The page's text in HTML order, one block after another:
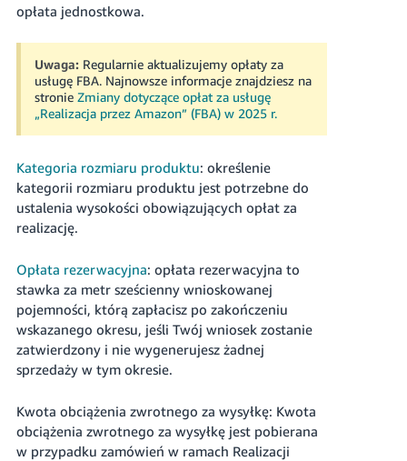
opłata jednostkowa.
Uwaga: Regularnie aktualizujemy opłaty za
usługę FBA. Najnowsze informacje znajdziesz na
stronie Zmiany dotyczące opłat za usługę
„Realizacja przez Amazon” (FBA) w 2025 r.
Kategoria rozmiaru produktu: określenie
kategorii rozmiaru produktu jest potrzebne do
ustalenia wysokości obowiązujących opłat za
realizację.
Opłata rezerwacyjna: opłata rezerwacyjna to
stawka za metr sześciennywnioskowanej
pojemności, którą zapłacisz po zakończeniu
wskazanego okresu, jeśli Twój wniosek zostanie
zatwierdzony i nie wygenerujesz żadnej
sprzedaży w tym okresie.
Kwota obciążenia zwrotnego za wysyłkę: Kwota
obciążenia zwrotnego za wysyłkę jest pobierana
w przypadku zamówień w ramach Realizacji